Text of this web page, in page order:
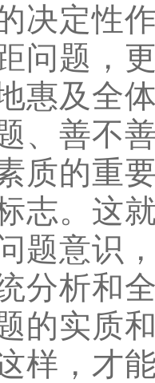
决定性
问题，
惠及全
、善不
质的重
志。这
题意识
分析和
的实质
样，才